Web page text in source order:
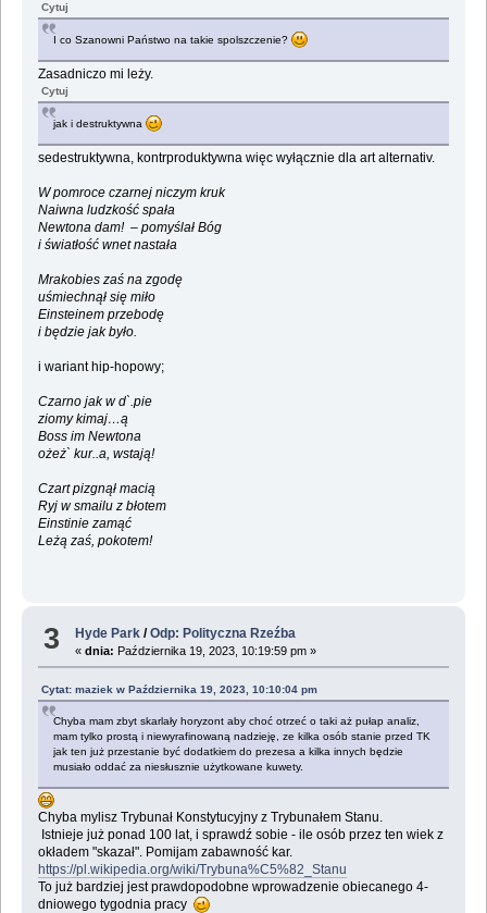
Cytuj
I co Szanowni Państwo na takie spolszczenie?
Zasadniczo mi leży.
Cytuj
jak i destruktywna
sedestruktywna, kontrproduktywna więc wyłącznie dla art alternativ.
W pomroce czarnej niczym kruk
Naiwna ludzkość spała
Newtona dam! – pomyślał Bóg
i światłość wnet nastała
Mrakobies zaś na zgodę
uśmiechnął się miło
Einsteinem przebodę
i będzie jak było.
i wariant hip-hopowy;
Czarno jak w d`.pie
ziomy kimaj…ą
Boss im Newtona
ożeż` kur..a, wstają!
Czart pizgnął macią
Ryj w smailu z błotem
Einstinie zamąć
Leżą zaś, pokotem!
3 Hyde Park /Odp: Polityczna Rzeźba
«dnia: Października 19, 2023, 10:19:59 pm »
Cytat: maziek w Października 19, 2023, 10:10:04 pm
Chyba mam zbyt skarlały horyzont aby choć otrzeć o taki aż pułap analiz,
mam tylko prostą i niewyrafinowaną nadzieję, ze kilka osób stanie przed TK
jak ten już przestanie być dodatkiem do prezesa a kilka innych będzie
musiało oddać za niesłusznie użytkowane kuwety.
Chyba mylisz Trybunał Konstytucyjny z Trybunałem Stanu.
Istnieje już ponad 100 lat, i sprawdź sobie - ile osób przez ten wiek z
okładem "skazał". Pomijam zabawność kar.
https://pl.wikipedia.org/wiki/Trybuna%C5%82_Stanu
To już bardziej jest prawdopodobne wprowadzenie obiecanego 4-
dniowego tygodnia pracy